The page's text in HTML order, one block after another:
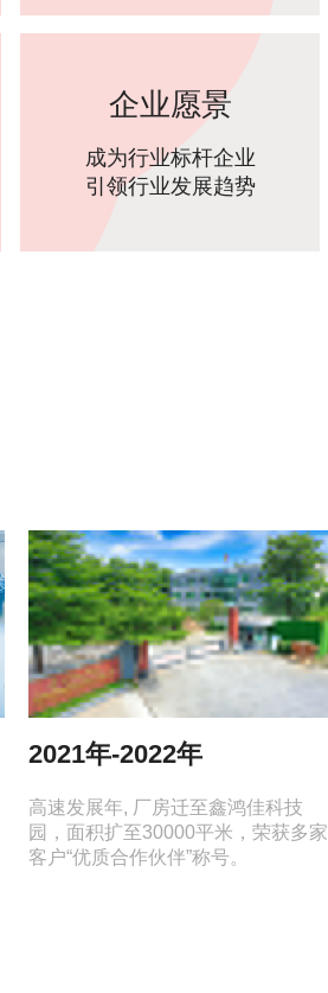
企业愿景
成为行业标杆企业
引领行业发展趋势
2021年-2022年
高速发展年, 厂房迁至鑫鸿佳科技
园，面积扩至30000平米，荣获多家
客户“优质合作伙伴”称号。